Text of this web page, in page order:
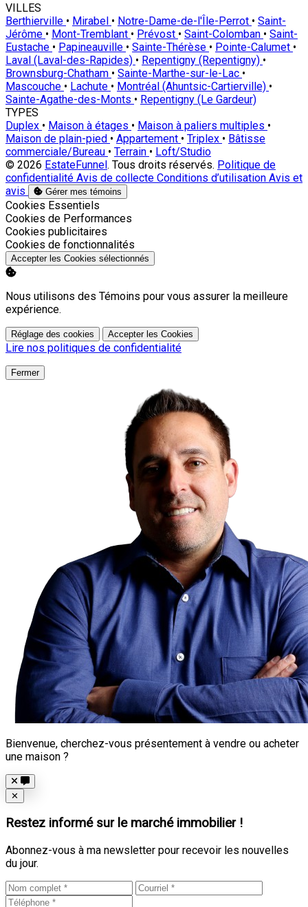
VILLES
Berthierville • Mirabel • Notre-Dame-de-l'Île-Perrot • Saint-
Jérôme • Mont-Tremblant • Prévost • Saint-Colomban • Saint-
Eustache • Papineauville • Sainte-Thérèse • Pointe-Calumet •
Laval (Laval-des-Rapides) • Repentigny (Repentigny) •
Brownsburg-Chatham • Sainte-Marthe-sur-le-Lac •
Mascouche • Lachute • Montréal (Ahuntsic-Cartierville) •
Sainte-Agathe-des-Monts • Repentigny (Le Gardeur)
TYPES
Duplex • Maison à étages • Maison à paliers multiples •
Maison de plain-pied • Appartement • Triplex • Bâtisse
commerciale/Bureau • Terrain • Loft/Studio
© 2026 EstateFunnel. Tous droits réservés. Politique de
confidentialité Avis de collecte Conditions d’utilisation Avis et
avis
Gérer mes témoins
Activer
Cookies Essentiels
Activer
Cookies de Performances
Activer
Cookies publicitaires
Activer
Cookies de fonctionnalités
Accepter les Cookies sélectionnés
Nous utilisons des Témoins pour vous assurer la meilleure
expérience.
Réglage des cookies Accepter les Cookies
Lire nos politiques de confidentialité
Fermer
Bienvenue, cherchez-vous présentement à vendre ou acheter
une maison ?
Close
✕
Restez informé sur le marché immobilier !
Abonnez-vous à ma newsletter pour recevoir les nouvelles
du jour.